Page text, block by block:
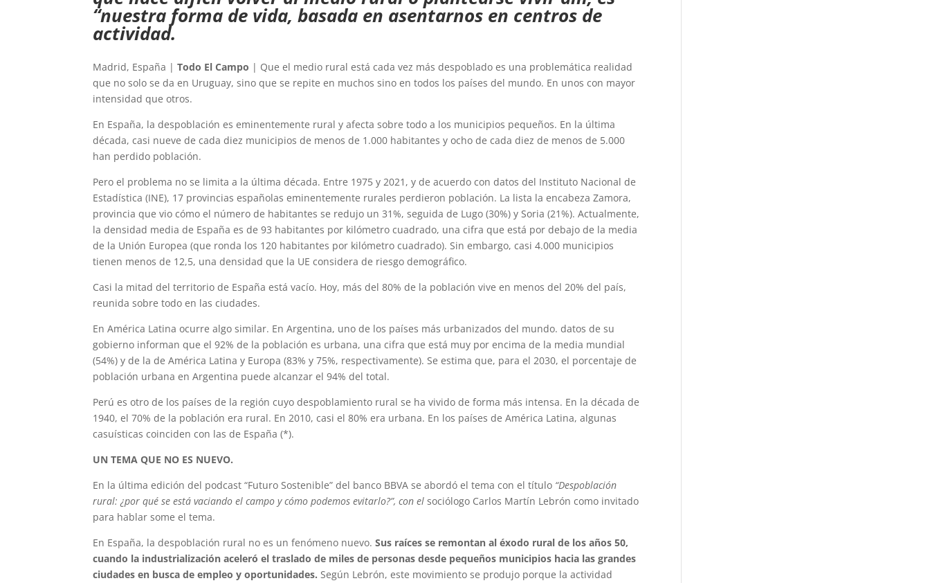
“nuestra forma de vida, basada en asentarnos en centros de
actividad.
Madrid, España |Todo El Campo | Que el medio rural está cada vez más despoblado es una problemática realidad
que no solo se da en Uruguay, sino que se repite en muchos sino en todos los países del mundo. En unos con mayor
intensidad que otros.
En España, la despoblación es eminentemente rural y afecta sobre todo a los municipios pequeños. En la última
década, casi nueve de cada diez municipios de menos de 1.000 habitantes y ocho de cada diez de menos de 5.000
han perdido población.
Pero el problema no se limita a la última década. Entre 1975 y 2021, y de acuerdo con datos del Instituto Nacional de
Estadística (INE), 17 provincias españolas eminentemente rurales perdieron población. La lista la encabeza Zamora,
provincia que vio cómo el número de habitantes se redujo un 31%, seguida de Lugo (30%) y Soria (21%). Actualmente,
la densidad media de España es de 93 habitantes por kilómetro cuadrado, una cifra que está por debajo de la media
de la Unión Europea (que ronda los 120 habitantes por kilómetro cuadrado). Sin embargo, casi 4.000 municipios
tienen menos de 12,5, una densidad que la UE considera de riesgo demográfico.
Casi la mitad del territorio de España está vacío. Hoy, más del 80% de la población vive en menos del 20% del país,
reunida sobre todo en las ciudades.
En América Latina ocurre algo similar. En Argentina, uno de los países más urbanizados del mundo. datos de su
gobierno informan que el 92% de la población es urbana, una cifra que está muy por encima de la media mundial
(54%) y de la de América Latina y Europa (83% y 75%, respectivamente). Se estima que, para el 2030, el porcentaje de
población urbana en Argentina puede alcanzar el 94% del total.
Perú es otro de los países de la región cuyo despoblamiento rural se ha vivido de forma más intensa. En la década de
1940, el 70% de la población era rural. En 2010, casi el 80% era urbana. En los países de América Latina, algunas
casuísticas coinciden con las de España (*).
UN TEMA QUE NO ES NUEVO.
En la última edición del podcast “Futuro Sostenible” del banco BBVA se abordó el tema con el título “Despoblación
rural: ¿por qué se está vaciando el campo y cómo podemos evitarlo?”, con elsociólogo Carlos Martín Lebrón como invitado
para hablar some el tema.
En España, la despoblación rural no es un fenómeno nuevo.Sus raíces se remontan al éxodo rural de los años 50,
cuando la industrialización aceleró el traslado de miles de personas desde pequeños municipios hacia las grandes
ciudades en busca de empleo y oportunidades. Según Lebrón, este movimiento se produjo porque la actividad